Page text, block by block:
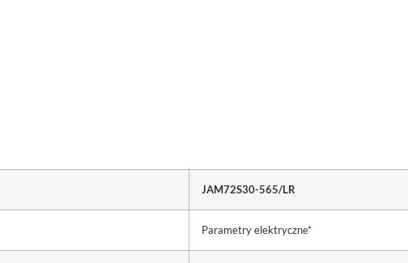
JAM72S30-565/LR
Parametry elektryczne*